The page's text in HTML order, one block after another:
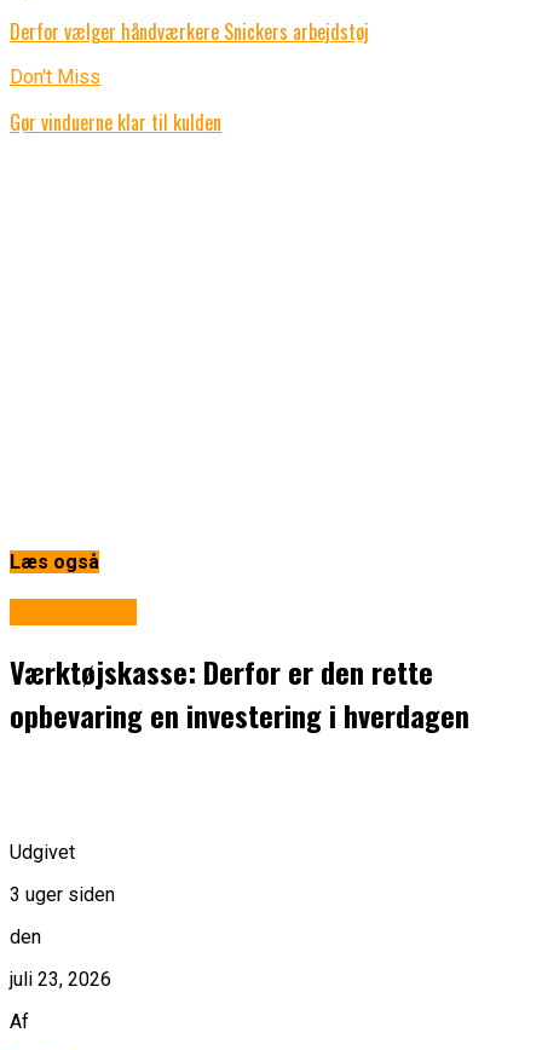
Derfor vælger håndværkere Snickers arbejdstøj
Don't Miss
Gør vinduerne klar til kulden
Læs også
Værktøjskasse: Derfor er den rette
opbevaring en investering i hverdagen
Udgivet
3 uger siden
den
juli 23, 2026
Af